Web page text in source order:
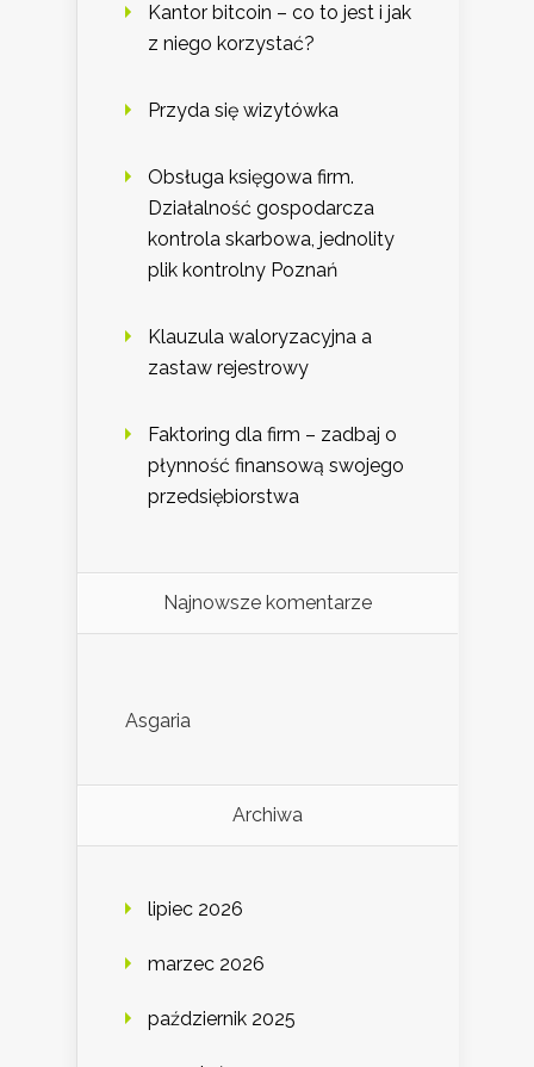
Kantor bitcoin – co to jest i jak
z niego korzystać?
Przyda się wizytówka
Obsługa księgowa firm.
Działalność gospodarcza
kontrola skarbowa, jednolity
plik kontrolny Poznań
Klauzula waloryzacyjna a
zastaw rejestrowy
Faktoring dla firm – zadbaj o
płynność finansową swojego
przedsiębiorstwa
Najnowsze komentarze
Asgaria
Archiwa
lipiec 2026
marzec 2026
październik 2025